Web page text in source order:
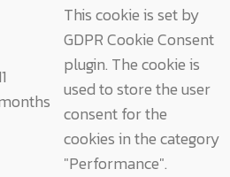
This cookie is set by
GDPR Cookie Consent
plugin. The cookie is
used to store the user
consent for the
cookies in the category
"Performance".